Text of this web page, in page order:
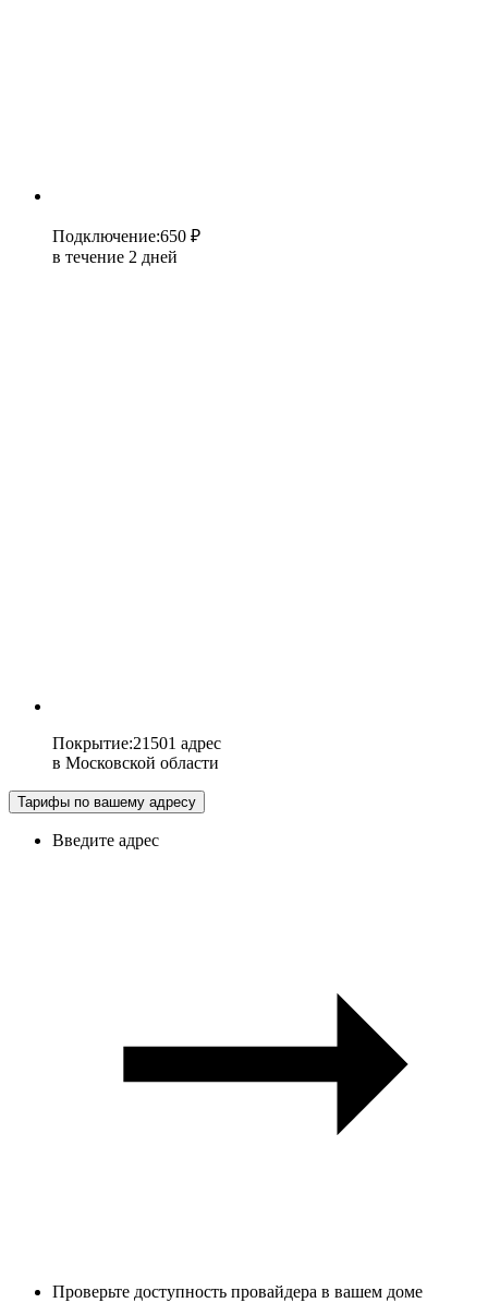
Подключение:650 ₽
в течение 2 дней
Покрытие:21501 адрес
в Московской области
Тарифы по вашему адресу
Введите адрес
Проверьте доступность провайдера в вашем доме